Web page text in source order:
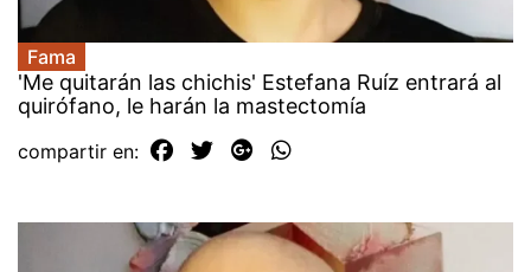
Fama
'Me quitarán las chichis' Estefana Ruíz entrará al
quirófano, le harán la mastectomía
compartir en: